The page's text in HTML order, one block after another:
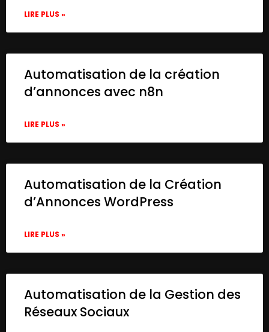
        "keepOnlySet": true
    },
      "name": "Store in Strapi",
      "type": "n8n-nodes-base.strapi",
        1780,
        "operation": "create",
        "contentType": "posts"
        "strapiApi": {
          "id": "136",
      },
      "typeVersion": 1
    },
LIRE PLUS »
Automatisation de la création
d’annonces avec n8n
LIRE PLUS »
Automatisation de la Création
d’Annonces WordPress
LIRE PLUS »
Automatisation de la Gestion des
Réseaux Sociaux